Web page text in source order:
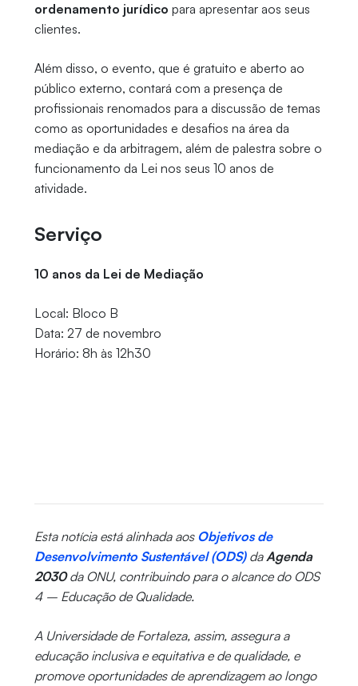
ordenamento jurídico para apresentar aos seus
clientes.
Além disso, o evento, que é gratuito e aberto ao
público externo, contará com a presença de
profissionais renomados para a discussão de temas
como as oportunidades e desafios na área da
mediação e da arbitragem, além de palestra sobre o
funcionamento da Lei nos seus 10 anos de
atividade.
Serviço
10 anos da Lei de Mediação
Local: Bloco B
Data: 27 de novembro
Horário: 8h às 12h30
Esta notícia está alinhada aos Objetivos de
Desenvolvimento Sustentável (ODS)daAgenda
2030da ONU, contribuindo para o alcance do ODS
4 – Educação de Qualidade.
A Universidade de Fortaleza, assim, assegura a
educação inclusiva e equitativa e de qualidade, e
promove oportunidades de aprendizagem ao longo